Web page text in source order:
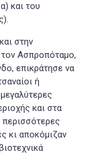
και του
.
στην
Ασπροπόταμο,
επικράτησε να
ή
και στα
κι αποκόμιζαν